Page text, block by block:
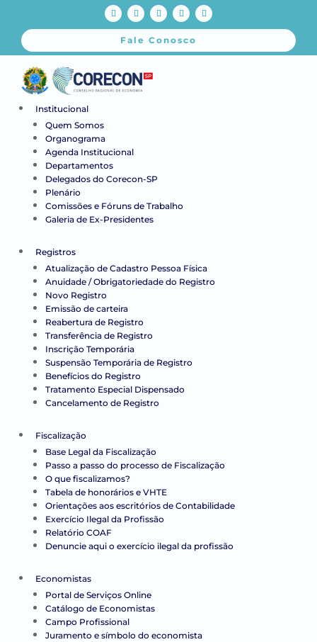
Fale Conosco
Institucional
Quem Somos
Organograma
Agenda Institucional
Departamentos
Delegados do Corecon-SP
Plenário
Comissões e Fóruns de Trabalho
Galeria de Ex-Presidentes
Registros
Atualização de Cadastro Pessoa Física
Anuidade / Obrigatoriedade do Registro
Novo Registro
Emissão de carteira
Reabertura de Registro
Transferência de Registro
Inscrição Temporária
Suspensão Temporária de Registro
Benefícios do Registro
Tratamento Especial Dispensado
Cancelamento de Registro
Fiscalização
Base Legal da Fiscalização
Passo a passo do processo de Fiscalização
O que fiscalizamos?
Tabela de honorários e VHTE
Orientações aos escritórios de Contabilidade
Exercício Ilegal da Profissão
Relatório COAF
Denuncie aqui o exercício ilegal da profissão
Economistas
Portal de Serviços Online
Catálogo de Economistas
Campo Profissional
Juramento e símbolo do economista